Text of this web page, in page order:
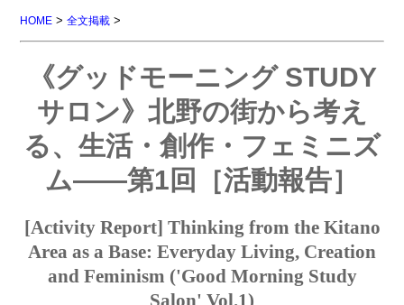
HOME >全文掲載 >
《グッドモーニング STUDY
サロン》北野の街から考え
る、生活・創作・フェミニズ
ム――第1回［活動報告］
[Activity Report] Thinking from the Kitano
Area as a Base: Everyday Living, Creation
and Feminism ('Good Morning Study
Salon' Vol.1)